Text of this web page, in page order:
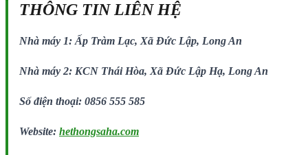
THÔNG TIN LIÊN HỆ
Nhà máy 1: Ấp Tràm Lạc, Xã Đức Lập, Long An
Nhà máy 2: KCN Thái Hòa, Xã Đức Lập Hạ, Long An
Số điện thoại: 0856 555 585
Website: hethongsaha.com